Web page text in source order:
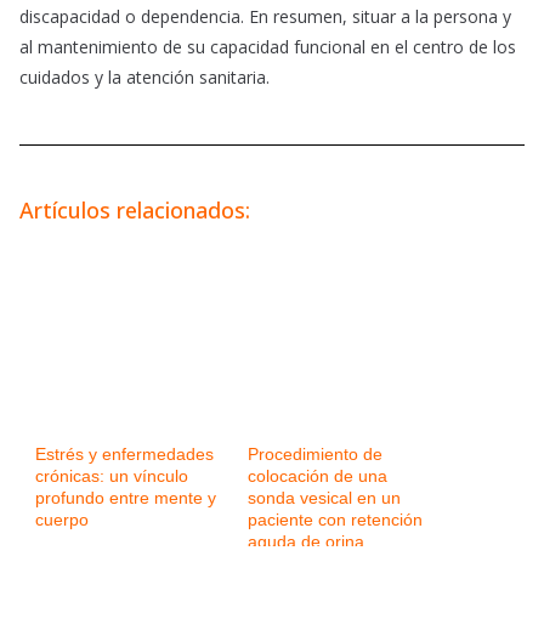
discapacidad o dependencia. En resumen, situar a la persona y
al mantenimiento de su capacidad funcional en el centro de los
cuidados y la atención sanitaria.
Artículos relacionados:
Estrés y enfermedades
crónicas: un vínculo
profundo entre mente y
cuerpo
Procedimiento de
colocación de una
sonda vesical en un
paciente con retención
aguda de orina